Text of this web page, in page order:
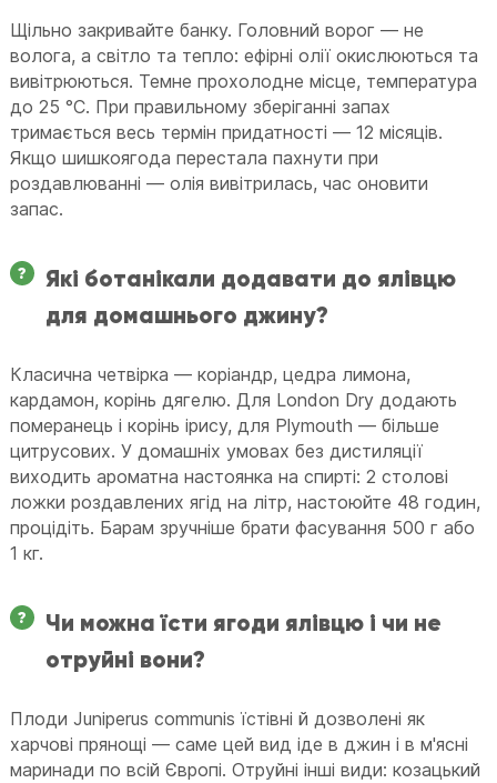
Щільно закривайте банку. Головний ворог — не
волога, а світло та тепло: ефірні олії окислюються та
вивітрюються. Темне прохолодне місце, температура
до 25 °C. При правильному зберіганні запах
тримається весь термін придатності — 12 місяців.
Якщо шишкоягода перестала пахнути при
роздавлюванні — олія вивітрилась, час оновити
запас.
Які ботанікали додавати до ялівцю
для домашнього джину?
Класична четвірка — коріандр, цедра лимона,
кардамон, корінь дягелю. Для London Dry додають
померанець і корінь ірису, для Plymouth — більше
цитрусових. У домашніх умовах без дистиляції
виходить ароматна настоянка на спирті: 2 столові
ложки роздавлених ягід на літр, настоюйте 48 годин,
процідіть. Барам зручніше брати фасування 500 г або
1 кг.
Чи можна їсти ягоди ялівцю і чи не
отруйні вони?
Плоди Juniperus communis їстівні й дозволені як
харчові прянощі — саме цей вид іде в джин і в м'ясні
маринади по всій Європі. Отруйні інші види: козацький